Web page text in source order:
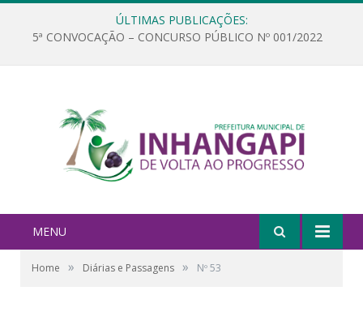
ÚLTIMAS PUBLICAÇÕES:
5ª CONVOCAÇÃO – CONCURSO PÚBLICO Nº 001/2022
MENU
Home » Diárias e Passagens » Nº 53